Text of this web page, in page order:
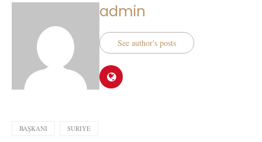
admin
See author's posts
BAŞKANI SURIYE